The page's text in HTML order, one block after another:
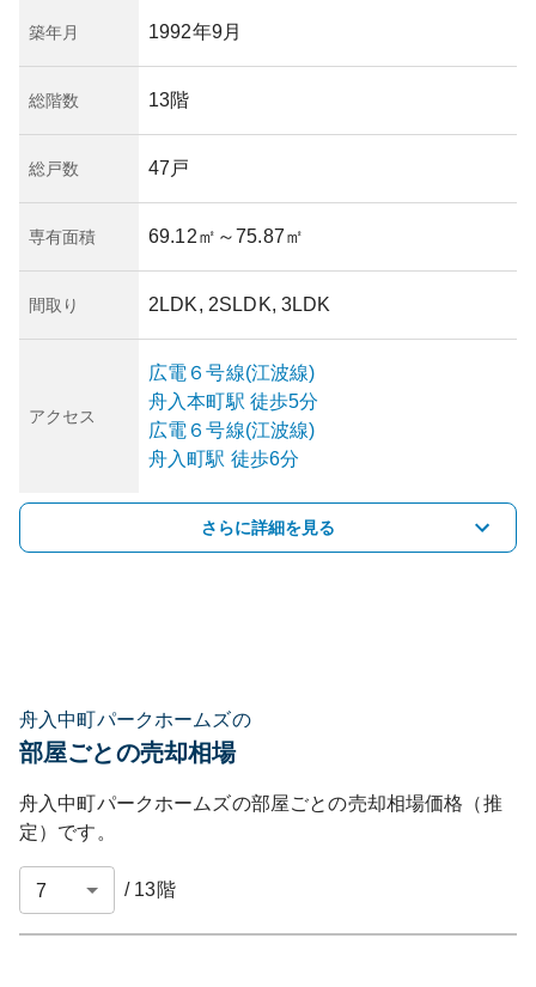
築年月 1992年9月
総階数 13階
総戸数 47戸
専有面積 69.12㎡ ～75.87㎡
間取り 2LDK, 2SLDK, 3LDK
アクセス
広電６号線(江波線)
舟入本町駅 徒歩5分
広電６号線(江波線)
舟入町駅 徒歩6分
さらに詳細を見る
舟入中町パークホームズの
部屋ごとの売却相場
舟入中町パークホームズの部屋ごとの売却相場価格（推
定）です。
/ 13階